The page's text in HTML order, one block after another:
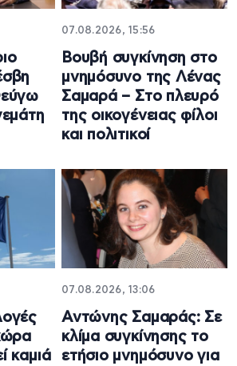
07.08.2026, 15:56
Βουβή συγκίνηση στο
μνημόσυνο της Λένας
Σαμαρά – Στο πλευρό
της οικογένειας φίλοι
και πολιτικοί
καμιά
07.08.2026, 13:06
Αντώνης Σαμαράς: Σε
κλίμα συγκίνησης το
ετήσιο μνημόσυνο για